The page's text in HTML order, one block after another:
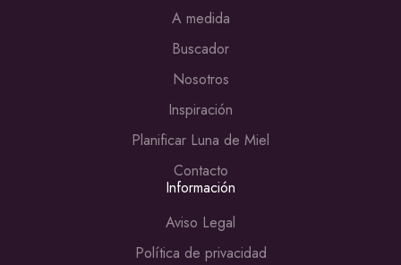
A medida
Buscador
Nosotros
Inspiración
Planificar Luna de Miel
Contacto
Información
Aviso Legal
Política de privacidad